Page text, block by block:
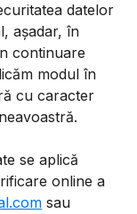
datelor
așadar, în
continuare
modul în
cu caracter
se aplică
online a
sau